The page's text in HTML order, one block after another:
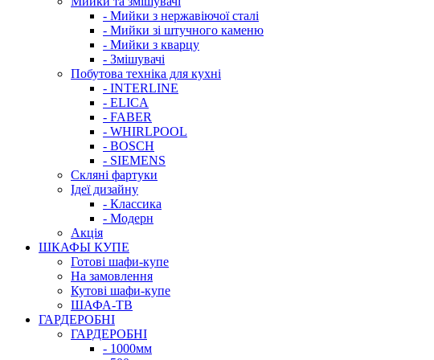
- Мийки з нержавіючої сталі
- Мийки зі штучного каменю
- Мийки з кварцу
- Змішувачі
Побутова техніка для кухні
- INTERLINE
- ELICA
- FABER
- WHIRLPOOL
- BOSCH
- SIEMENS
Скляні фартуки
Ідеї дизайну
- Класcика
- Модерн
Акція
ШКАФЫ КУПЕ
Готові шафи-купе
На замовлення
Кутові шафи-купе
ШАФА-ТВ
ГАРДЕРОБНІ
ГАРДЕРОБНІ
- 1000мм